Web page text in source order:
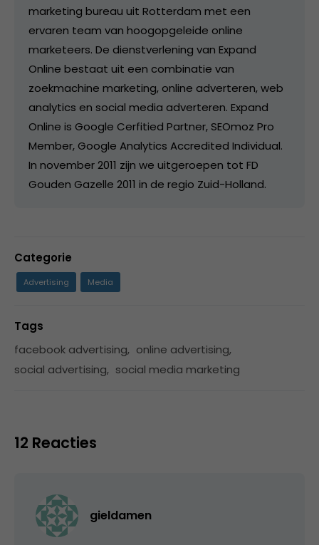
marketing bureau uit Rotterdam met een
ervaren team van hoogopgeleide online
marketeers. De dienstverlening van Expand
Online bestaat uit een combinatie van
zoekmachine marketing, online adverteren, web
analytics en social media adverteren. Expand
Online is Google Cerfitied Partner, SEOmoz Pro
Member, Google Analytics Accredited Individual.
In november 2011 zijn we uitgeroepen tot FD
Gouden Gazelle 2011 in de regio Zuid-Holland.
Categorie
Advertising Media
Tags
facebook advertising, online advertising,
social advertising, social media marketing
12 Reacties
gieldamen